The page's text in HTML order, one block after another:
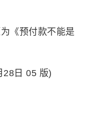
《预付款不能是
28日 05 版)